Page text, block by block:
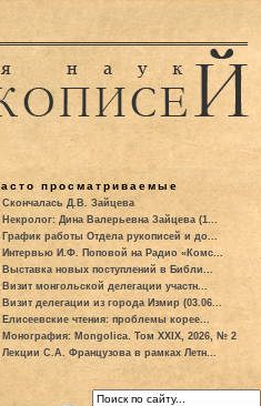
просматриваемые
Скончалась Д.В. Зайцева
Некролог: Дина Валерьевна Зайцева (1...
График работы Отдела рукописей и до...
Интервью И.Ф. Поповой на Радио «Комс...
Выставка новых поступлений в Библи...
Визит монгольской делегации участн...
Визит делегации из города Измир (03.06...
Елисеевские чтения: проблемы корее...
Монография: Mongolica. Том XXIX, 2026, № 2
Лекции С.А. Французова в рамках Летн...